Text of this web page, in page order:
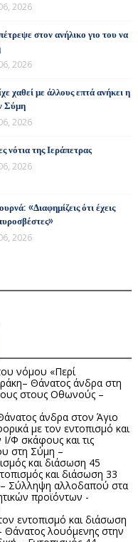
2026
στον ανήλικο γιο του να
2026
χαθεί με άλλους επτά ανήκει η
Σύμη
2026
νότια της Ιεράπετρας
2026
«Διαφημίζεις ότι έχεις
2026
νόμου «Περί
Θάνατος άνδρα στη
στους Οθωνούς –
άνδρα στον Άγιο
με τον εντοπισμό και
Φ σκάφους και τις
στη Σύμη –
και διάσωση 45
και διάσωση 33
Σύλληψη αλλοδαπού στα
προϊόντων -
εντοπισμό και διάσωση
Θάνατος λουόμενης στην